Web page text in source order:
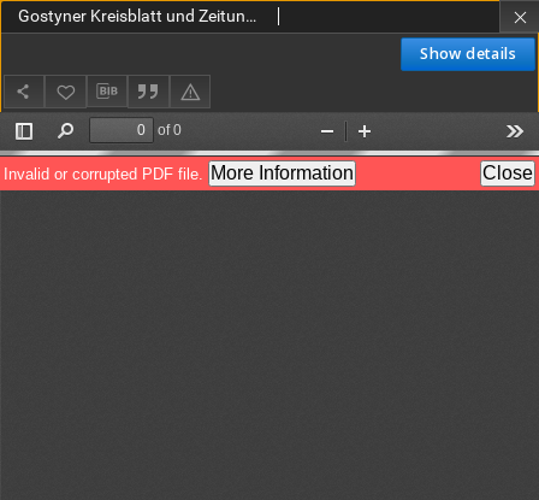
Show details
Gostyner Kreisblatt und Zeitung 1918.04.13 Nr 79